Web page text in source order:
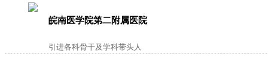
皖南医学院第二附属医院
引进各科骨干及学科带头人